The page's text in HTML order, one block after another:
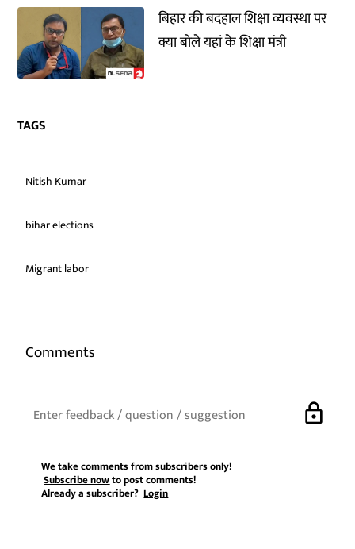
बिहार की बदहाल शिक्षा व्यवस्था पर
क्या बोले यहां के शिक्षा मंत्री
TAGS
Nitish Kumar
bihar elections
Migrant labor
Comments
lock
We take comments from subscribers only!
Subscribe nowto post comments!
Already a subscriber?Login